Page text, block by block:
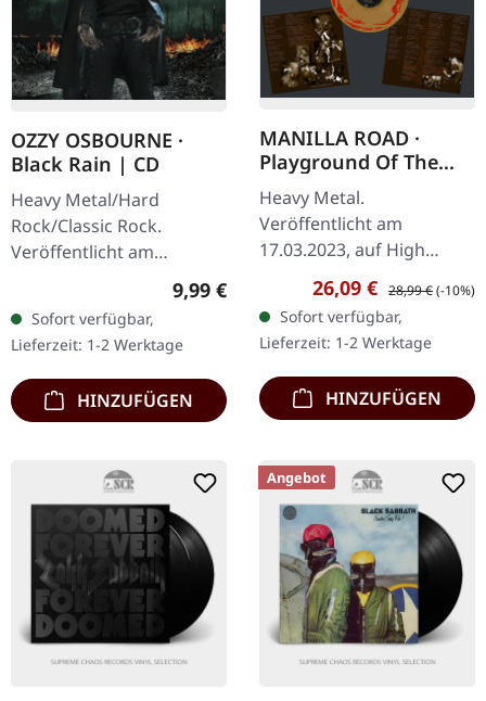
OZZY OSBOURNE ·
Black Rain | CD
Heavy Metal/Hard
Rock/Classic Rock.
Veröffentlicht am
18.05.2007, auf Sony
Music. CD im Jewelcase.
Nach einer sechsjährigen
Pause von…
Regulärer Preis:
9,99 €
Sofort verfügbar,
Lieferzeit: 1-2 Werktage
HINZUFÜGEN
MANILLA ROAD ·
Playground Of The
Damned | RED/GOLD
MIX LP
Heavy Metal.
Veröffentlicht am
17.03.2023, auf High
Roller Records.
Rot/goldenes
marmoriertes Vinyl im
Standard-Cover. Limitiert
auf 200 Stück. Die…
Verkaufspreis:
26,09 € Regulärer Preis:
28,99 €(-10%)
Sofort verfügbar,
Lieferzeit: 1-2 Werktage
HINZUFÜGEN
Angebot